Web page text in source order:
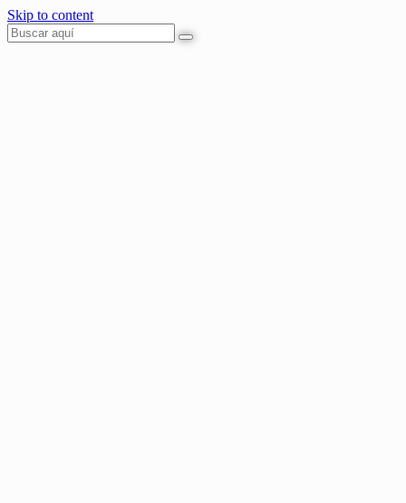
Skip to content